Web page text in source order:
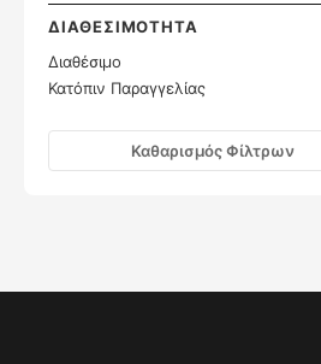
ΔΙΑΘΕΣΙΜΌΤΗΤΑ
Διαθέσιμο
Κατόπιν Παραγγελίας
Καθαρισμός Φίλτρων